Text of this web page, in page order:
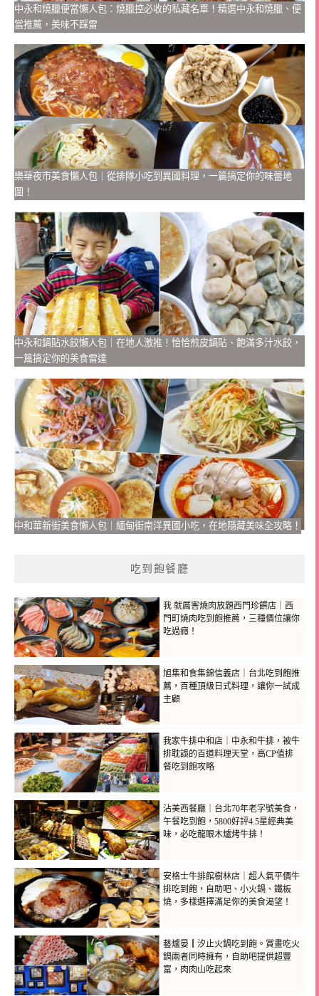
中永和燒臘便當懶人包：燒臘控必收的私藏名單！精選中永和燒臘、便
當推薦，美味不踩雷
樂華夜市美食懶人包｜從排隊小吃到異國料理，一篇搞定你的味蕾地
圖！
中永和鍋貼水餃懶人包｜在地人激推！恰恰煎皮鍋貼、飽滿多汁水餃，
一篇搞定你的美食雷達
中和華新街美食懶人包｜緬甸街南洋異國小吃，在地隱藏美味全攻略！
吃到飽餐廳
我 就厲害燒肉放題西門珍饌店｜西
門町燒肉吃到飽推薦，三種價位讓你
吃過癮！
旭集和食集錦信義店｜台北吃到飽推
薦，百種頂級日式料理，讓你一試成
主顧
我家牛排中和店｜中永和牛排，被牛
排耽誤的百道料理天堂，高CP值排
餐吃到飽攻略
沾美西餐廳｜台北70年老字號美食，
午餐吃到飽，5800好評4.5星經典美
味，必吃龍眼木爐烤牛排！
安格士牛排館樹林店｜超人氣平價牛
排吃到飽，自助吧、小火鍋、鐵板
燒，多樣選擇滿足你的美食渴望！
藝爐晏┃汐止火鍋吃到飽。賞畫吃火
鍋兩者同時擁有，自助吧提供超豐
富，肉肉山吃起來